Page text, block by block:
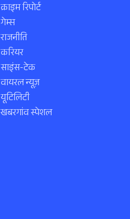
क्राइम रिपोर्ट
गेम्स
राजनीति
करियर
साइंस-टेक
वायरल न्यूज़
यूटिलिटी
खबरगांव स्पेशल